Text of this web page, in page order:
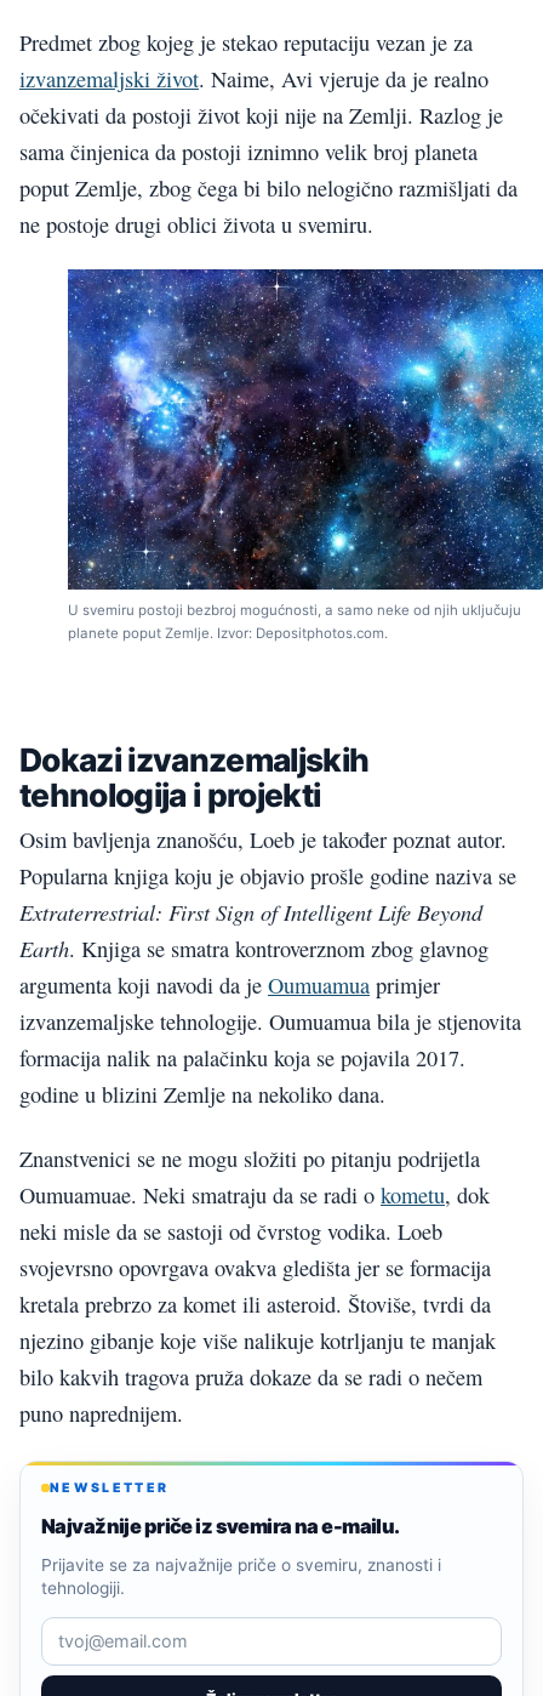
Predmet zbog kojeg je stekao reputaciju vezan je za
izvanzemaljski život. Naime, Avi vjeruje da je realno
očekivati da postoji život koji nije na Zemlji. Razlog je
sama činjenica da postoji iznimno velik broj planeta
poput Zemlje, zbog čega bi bilo nelogično razmišljati da
ne postoje drugi oblici života u svemiru.
U svemiru postoji bezbroj mogućnosti, a samo neke od njih uključuju
planete poput Zemlje. Izvor: Depositphotos.com.
Dokazi izvanzemaljskih
tehnologija i projekti
Osim bavljenja znanošću, Loeb je također poznat autor.
Popularna knjiga koju je objavio prošle godine naziva se
Extraterrestrial: First Sign of Intelligent Life Beyond
Earth. Knjiga se smatra kontroverznom zbog glavnog
argumenta koji navodi da je Oumuamua primjer
izvanzemaljske tehnologije. Oumuamua bila je stjenovita
formacija nalik na palačinku koja se pojavila 2017.
godine u blizini Zemlje na nekoliko dana.
Znanstvenici se ne mogu složiti po pitanju podrijetla
Oumuamuae. Neki smatraju da se radi o kometu, dok
neki misle da se sastoji od čvrstog vodika. Loeb
svojevrsno opovrgava ovakva gledišta jer se formacija
kretala prebrzo za komet ili asteroid. Štoviše, tvrdi da
njezino gibanje koje više nalikuje kotrljanju te manjak
bilo kakvih tragova pruža dokaze da se radi o nečem
puno naprednijem.
NEWSLETTER
Najvažnije priče iz svemira na e-mailu.
Prijavite se za najvažnije priče o svemiru, znanosti i
tehnologiji.